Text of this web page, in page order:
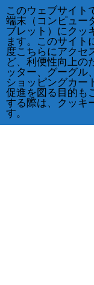
このウェブサイト
端末（コンピュー
ブレット）にクッ
ます。このサイト
度こちらにアクセ
ど、利便性向上の
ッター、グーグル
ショッピングカー
促進を図る目的も
する際は、クッキ
す。